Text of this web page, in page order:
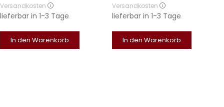
Versandkosten
lieferbar in 1-3 Tage
In den Warenkorb
Versandkosten
lieferbar in 1-3 Tage
In den Warenkorb